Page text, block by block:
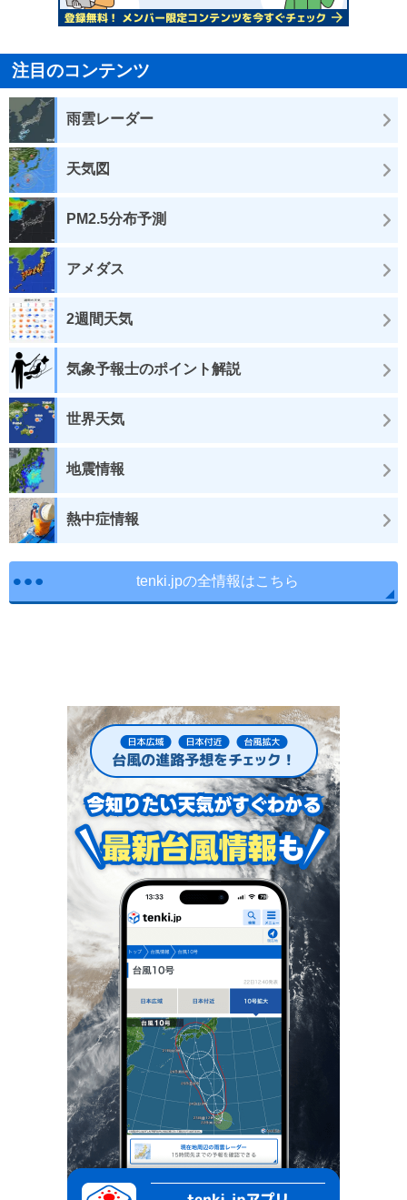
注目のコンテンツ
雨雲レーダー
天気図
PM2.5分布予測
アメダス
2週間天気
気象予報士のポイント解説
世界天気
地震情報
熱中症情報
tenki.jpの全情報はこちら